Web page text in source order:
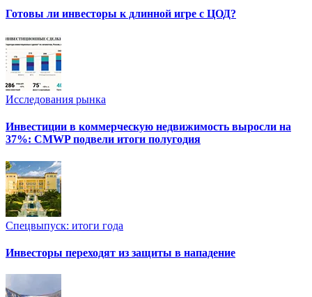
Готовы ли инвесторы к длинной игре с ЦОД?
Исследования рынка
Инвестиции в коммерческую недвижимость выросли на
37%: CMWP подвели итоги полугодия
Спецвыпуск: итоги года
Инвесторы переходят из защиты в нападение